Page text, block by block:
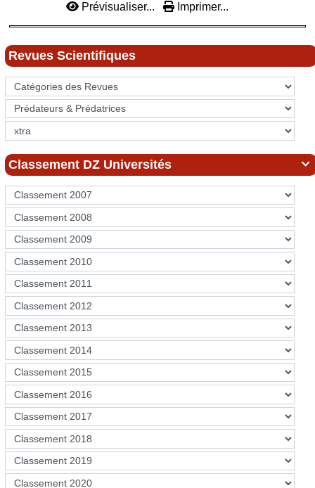
Revues Scientifiques

Classement DZ Universités
Prévisualiser... Imprimer...